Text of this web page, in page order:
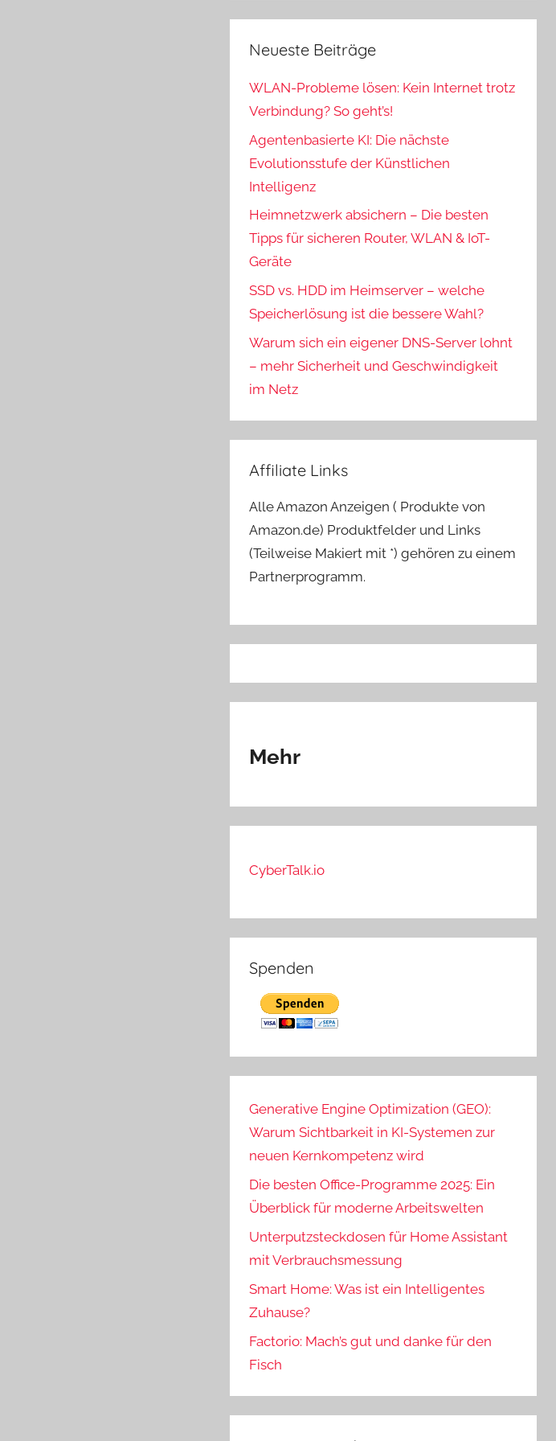
Neueste Beiträge
WLAN-Probleme lösen: Kein Internet trotz
Verbindung? So geht’s!
Agentenbasierte KI: Die nächste
Evolutionsstufe der Künstlichen
Intelligenz
Heimnetzwerk absichern – Die besten
Tipps für sicheren Router, WLAN & IoT-
Geräte
SSD vs. HDD im Heimserver – welche
Speicherlösung ist die bessere Wahl?
Warum sich ein eigener DNS-Server lohnt
– mehr Sicherheit und Geschwindigkeit
im Netz
Affiliate Links
Alle Amazon Anzeigen ( Produkte von
Amazon.de) Produktfelder und Links
(Teilweise Makiert mit *) gehören zu einem
Partnerprogramm.
Mehr
CyberTalk.io
Spenden
Generative Engine Optimization (GEO):
Warum Sichtbarkeit in KI-Systemen zur
neuen Kernkompetenz wird
Die besten Office-Programme 2025: Ein
Überblick für moderne Arbeitswelten
Unterputzsteckdosen für Home Assistant
mit Verbrauchsmessung
Smart Home: Was ist ein Intelligentes
Zuhause?
Factorio: Mach’s gut und danke für den
Fisch